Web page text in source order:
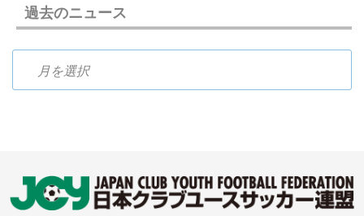
過去のニュース